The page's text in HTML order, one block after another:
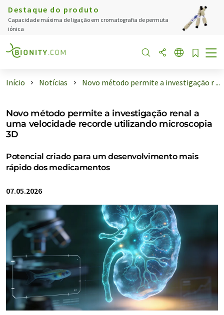
Destaque do produto
Capacidade máxima de ligação em cromatografia de permuta
iónica
Início Notícias Novo método permite a investigação r ...
Novo método permite a investigação renal a
uma velocidade recorde utilizando microscopia
3D
Potencial criado para um desenvolvimento mais
rápido dos medicamentos
07.05.2026